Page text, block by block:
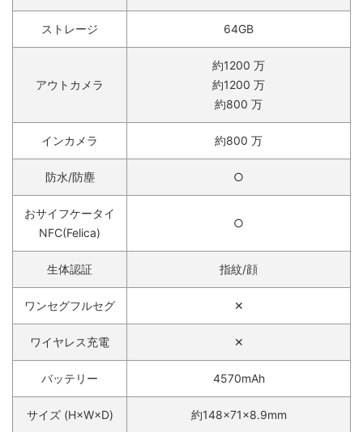
ストレージ 64GB
アウトカメラ
約1200 万
約1200 万
約800 万
インカメラ 約800 万
防水/防塵 ○
おサイフケータイ
NFC(Felica)
○
生体認証 指紋/顔
ワンセグフルセグ ✕
ワイヤレス充電 ✕
バッテリー 4570mAh
サイズ (H×W×D) 約148×71×8.9mm